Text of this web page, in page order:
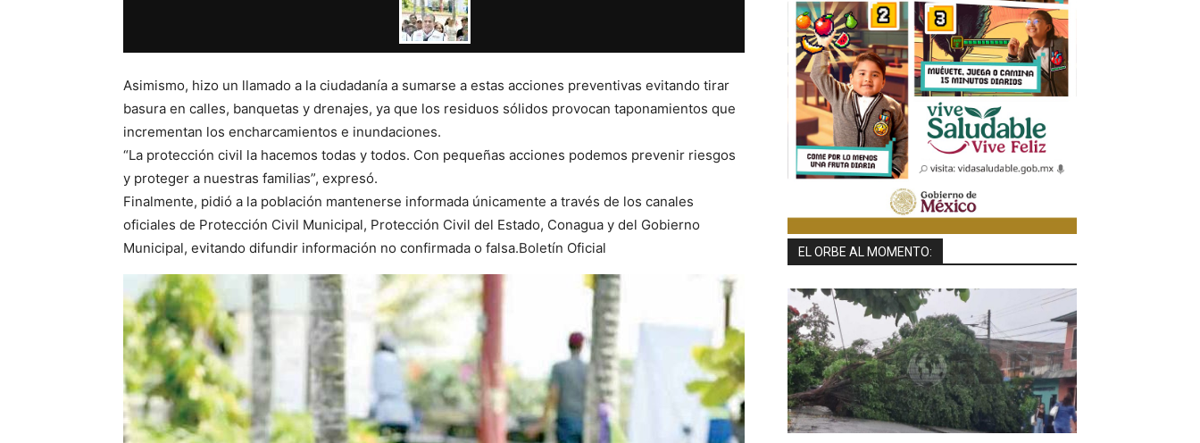
Asimismo, hizo un llamado a la ciudadanía a sumarse a estas acciones preventivas evitando tirar
basura en calles, banquetas y drenajes, ya que los residuos sólidos provocan taponamientos que
incrementan los encharcamientos e inundaciones.
“La protección civil la hacemos todas y todos. Con pequeñas acciones podemos prevenir riesgos
y proteger a nuestras familias”, expresó.
Finalmente, pidió a la población mantenerse informada únicamente a través de los canales
oficiales de Protección Civil Municipal, Protección Civil del Estado, Conagua y del Gobierno
Municipal, evitando difundir información no confirmada o falsa.Boletín Oficial
EL ORBE AL MOMENTO: